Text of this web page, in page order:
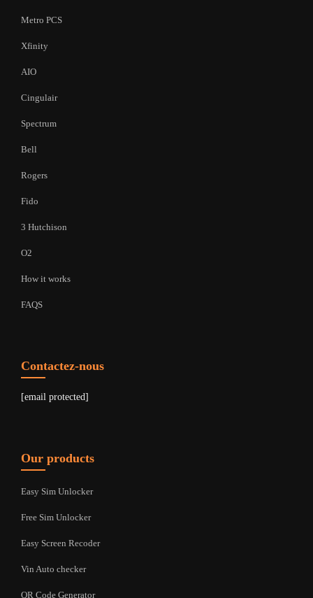
Metro PCS
Xfinity
AIO
Cingulair
Spectrum
Bell
Rogers
Fido
3 Hutchison
O2
How it works
FAQS
Contactez-nous
[email protected]
Our products
Easy Sim Unlocker
Free Sim Unlocker
Easy Screen Recoder
Vin Auto checker
QR Code Generator